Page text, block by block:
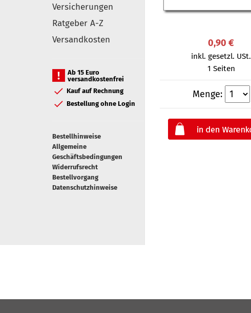
Versicherungen
Ratgeber A-Z
Versandkosten
Ab 15 Euro
versandkostenfrei
Kauf auf Rechnung
Bestellung ohne Login
Bestellhinweise
Allgemeine
Geschäftsbedingungen
Widerrufsrecht
Bestellvorgang
Datenschutzhinweise
0,90 €
inkl. gesetzl. USt.
1 Seiten
Menge: